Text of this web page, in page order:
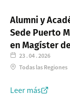
23 . 04 . 2026
Todas las Regiones
Alumni y
Sede Puerto
en Magíster
Leer más